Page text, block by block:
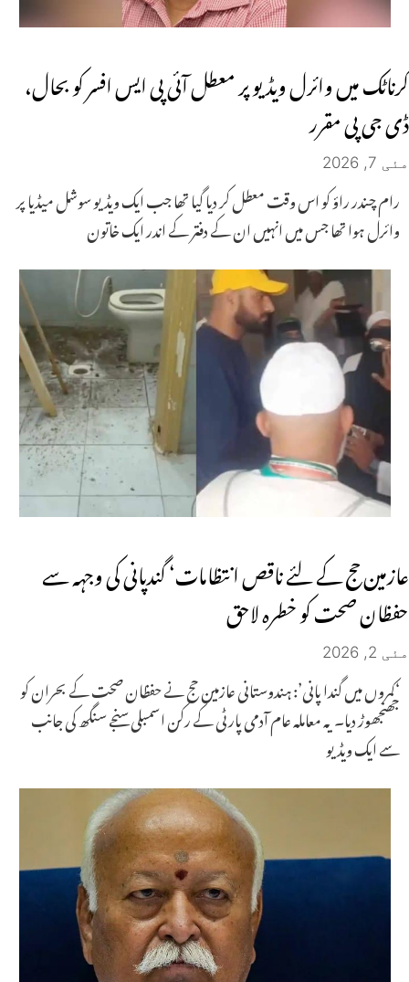
کرناٹک میں وائرل ویڈیو پر معطل آئی پی ایس افسر کو بحال،
ڈی جی پی مقرر
مئی 7, 2026
رام چندر راؤ کو اس وقت معطل کر دیا گیا تھا جب ایک ویڈیو سوشل میڈیا پر
وائرل ہوا تھا جس میں انہیں ان کے دفتر کے اندر ایک خاتون
عازمین حج کے لئے ناقص انتظامات‘ گندپانی کی وجہہ سے
حفظان صحت کو خطرہ لاحق
مئی 2, 2026
‘کمروں میں گندا پانی’: ہندوستانی عازمین حج نے حفظان صحت کے بحران کو
جھنجھوڑ دیا۔ یہ معاملہ عام آدمی پارٹی کے رکن اسمبلی سنجے سنگھ کی جانب
سے ایک ویڈیو